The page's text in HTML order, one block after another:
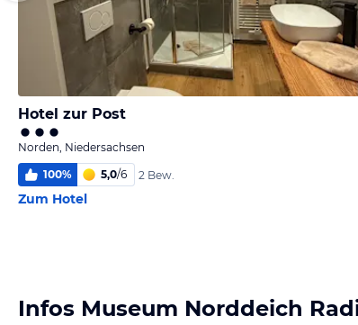
Hotel zur Post
Norden, Niedersachsen
100% 5,0/6 2 Bew.
Zum Hotel
Infos Museum Norddeich